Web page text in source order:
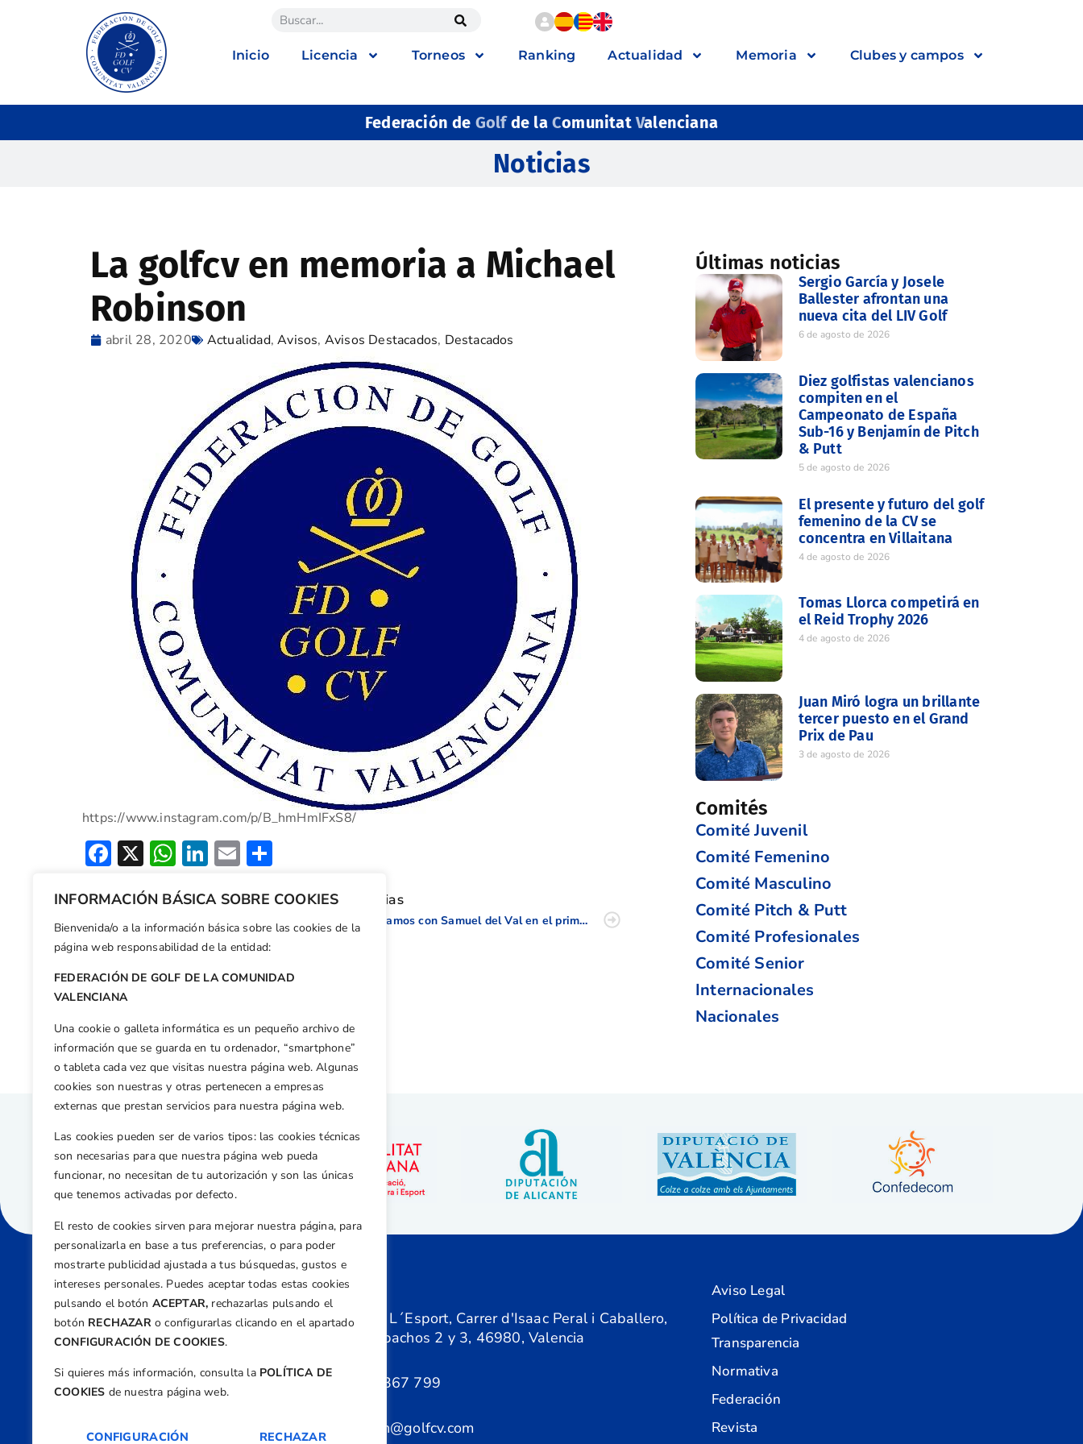
INFORMACIÓN BÁSICA SOBRE COOKIES
Bienvenida/o a la información básica sobre las cookies de la
página web responsabilidad de la entidad:
FEDERACIÓN DE GOLF DE LA COMUNIDAD
VALENCIANA
Una cookie o galleta informática es un pequeño archivo de
información que se guarda en tu ordenador, “smartphone”
o tableta cada vez que visitas nuestra página web. Algunas
cookies son nuestras y otras pertenecen a empresas
externas que prestan servicios para nuestra página web.
Las cookies pueden ser de varios tipos: las cookies técnicas
son necesarias para que nuestra página web pueda
funcionar, no necesitan de tu autorización y son las únicas
que tenemos activadas por defecto.
El resto de cookies sirven para mejorar nuestra página, para
personalizarla en base a tus preferencias, o para poder
mostrarte publicidad ajustada a tus búsquedas, gustos e
intereses personales. Puedes aceptar todas estas cookies
pulsando el botón ACEPTAR, rechazarlas pulsando el
botón RECHAZARo configurarlas clicando en el apartado
CONFIGURACIÓN DE COOKIES.
Si quieres más información, consulta la POLÍTICA DE
COOKIES de nuestra página web.
CONFIGURACIÓN RECHAZAR
Inicio Licencia Torneos Ranking Actualidad Memoria Clubes y campos
Federación de Golfde la ComunitatValenciana
Noticias
La golfcv en memoria a Michael
Robinson
abril 28, 2020 Actualidad,Avisos, Avisos Destacados, Destacados
https://www.instagram.com/p/B_hmHmIFxS8/
Facebook
X WhatsApp
LinkedIn
Email
Otras noticias
Protocolo de Apertura del Deporte del Golf en España
Charlamos con Samuel del Val en el primer ‘De pro a pro’
Últimas noticias
Sergio García y Josele
Ballester afrontan una
nueva cita del LIV Golf
6 de agosto de 2026
Diez golfistas valencianos
compiten en el
Campeonato de España
Sub-16 y Benjamín de Pitch
& Putt
5 de agosto de 2026
El presente y futuro del golf
femenino de la CV se
concentra en Villaitana
4 de agosto de 2026
Tomas Llorca competirá en
el Reid Trophy 2026
4 de agosto de 2026
Juan Miró logra un brillante
tercer puesto en el Grand
Prix de Pau
3 de agosto de 2026
Comités
Comité Juvenil
Comité Femenino
Comité Masculino
Comité Pitch & Putt
Comité Profesionales
Comité Senior
Internacionales
Nacionales
Centre de L´Esport, Carrer d'Isaac Peral i Caballero,
Nº 5, Despachos 2 y 3, 46980, Valencia
+34 961 367 799
federacion@golfcv.com
Aviso Legal
Política de Privacidad
Transparencia
Normativa
Federación
Revista